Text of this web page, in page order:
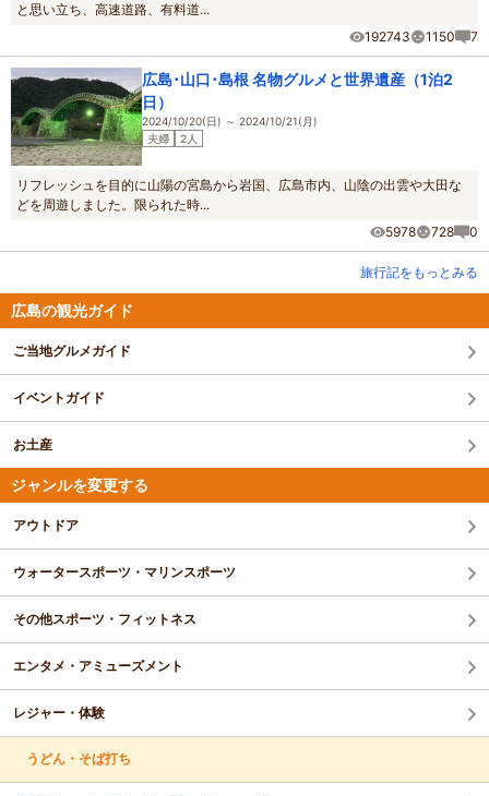
と思い立ち、高速道路、有料道...
192743
1150 7
広島･山口･島根 名物グルメと世界遺産（1泊2
日）
2024/10/20(日) ～ 2024/10/21(月)
夫婦
2人
リフレッシュを目的に山陽の宮島から岩国、広島市内、山陰の出雲や大田な
どを周遊しました。限られた時...
5978
728 0
旅行記をもっとみる
広島の観光ガイド
ご当地グルメガイド
イベントガイド
お土産
ジャンルを変更する
アウトドア
ウォータースポーツ・マリンスポーツ
その他スポーツ・フィットネス
エンタメ・アミューズメント
レジャー・体験
うどん・そば打ち